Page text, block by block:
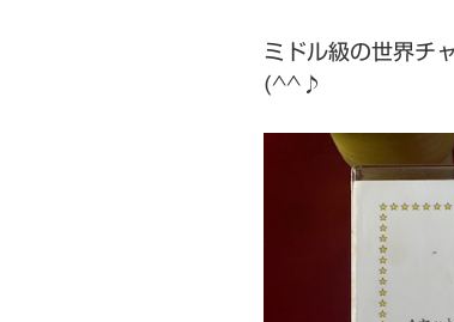
ミドル級の世界チ
(^^♪